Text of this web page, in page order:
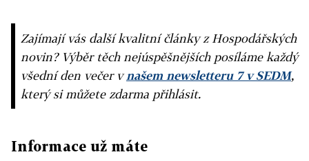
Zajímají vás další kvalitní články z Hospodářských
novin? Výběr těch nejúspěšnějších posíláme každý
všední den večer vnašem newsletteru 7 v SEDM,
který si můžete zdarma přihlásit.
Informace už máte